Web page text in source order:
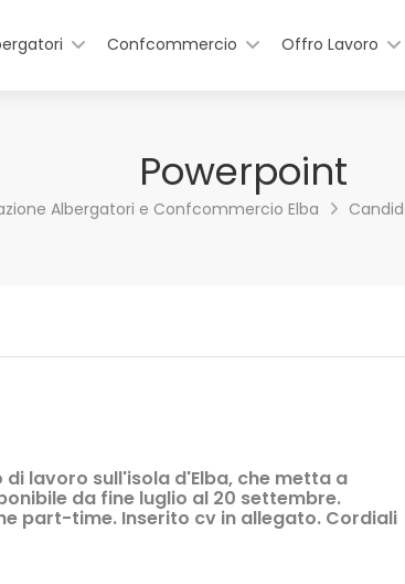
Confcommercio Offro Lavoro
Powerpoint
Albergatori e Confcommercio Elba
lavoro sull'isola d'Elba, che metta a
da fine luglio al 20 settembre.
part-time. Inserito cv in allegato. Cordiali